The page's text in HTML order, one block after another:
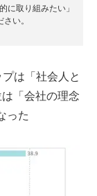
に取り組みたい」
い。
は「社会人と
「会社の理念
った